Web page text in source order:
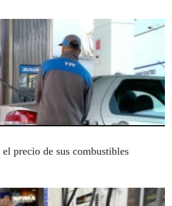
precio de sus combustibles